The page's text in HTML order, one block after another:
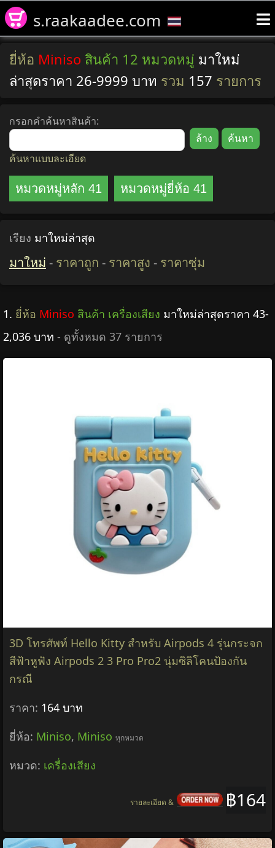
s.raakaadee.com
ยี่ห้อ Miniso สินค้า 12 หมวดหมู่ มาใหม่
ล่าสุดราคา 26-9999 บาท รวม 157 รายการ
กรอกคำค้นหาสินค้า:
ค้นหาแบบละเอียด
หมวดหมู่หลัก 41 หมวดหมู่ยี่ห้อ 41
เรียง มาใหม่ล่าสุด
มาใหม่ - ราคาถูก - ราคาสูง - ราคาซุ่ม
1. ยี่ห้อ Miniso สินค้า เครื่องเสียง มาใหม่ล่าสุดราคา 43-
2,036 บาท - ดูทั้งหมด 37 รายการ
3D โทรศัพท์ Hello Kitty สําหรับ Airpods 4 รุ่นกระจก
สีฟ้าหูฟัง Airpods 2 3 Pro Pro2 นุ่มซิลิโคนป้องกัน
กรณี
ราคา: 164 บาท
ยี่ห้อ: Miniso, Miniso ทุกหมวด
หมวด: เครื่องเสียง
฿164
รายละเอียด &